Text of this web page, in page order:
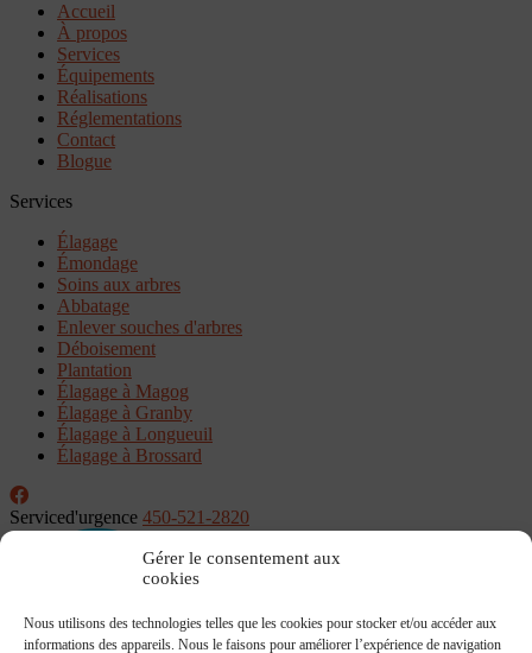
Gérer le consentement aux
cookies
Nous utilisons des technologies telles que les cookies pour stocker et/ou accéder aux
informations des appareils. Nous le faisons pour améliorer l’expérience de navigation
Accueil
À propos
Services
Équipements
Réalisations
Réglementations
Contact
Blogue
Services
Élagage
Émondage
Soins aux arbres
Abbatage
Enlever souches d'arbres
Déboisement
Plantation
Élagage à Magog
Élagage à Granby
Élagage à Longueuil
Élagage à Brossard
Serviced'urgence 450-521-2820